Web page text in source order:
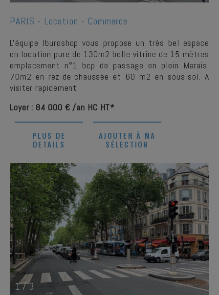
PARIS - Location - Commerce
L'équipe Iburoshop vous propose un très bel espace
en location pure de 130m2 belle vitrine de 15 mètres
emplacement n°1 bcp de passage en plein Marais.
70m2 en rez-de-chaussée et 60 m2 en sous-sol. A
visiter rapidement
Loyer : 84 000 € /an HC HT*
PLUS DE
DETAILS
AJOUTER À MA
SÉLECTION
1/3